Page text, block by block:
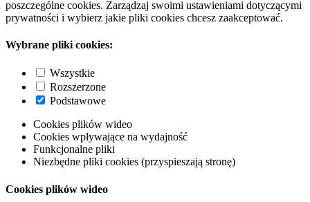
poszczególne cookies. Zarządzaj swoimi ustawieniami dotyczącymi
prywatności i wybierz jakie pliki cookies chcesz zaakceptować.
Wybrane pliki cookies:
Wszystkie
Rozszerzone
Podstawowe
Cookies plików wideo
Cookies wpływające na wydajność
Funkcjonalne pliki
Niezbędne pliki cookies (przyspieszają stronę)
Cookies plików wideo